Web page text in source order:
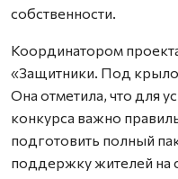
собственности.
Координатором
«Защитники. Под
Она отметила, что для
конкурса важно
подготовить полный
поддержку жителей на